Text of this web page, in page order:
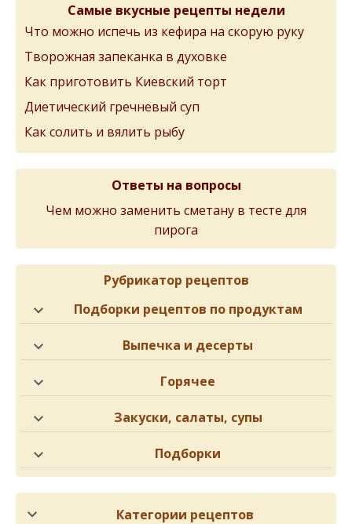
Самые вкусные рецепты недели
Что можно испечь из кефира на скорую руку
Творожная запеканка в духовке
Как приготовить Киевский торт
Диетический гречневый суп
Как солить и вялить рыбу
Ответы на вопросы
Чем можно заменить сметану в тесте для
пирога
Рубрикатор рецептов
Подборки рецептов по продуктам
Выпечка и десерты
Горячее
Закуски, салаты, супы
Подборки
Категории рецептов